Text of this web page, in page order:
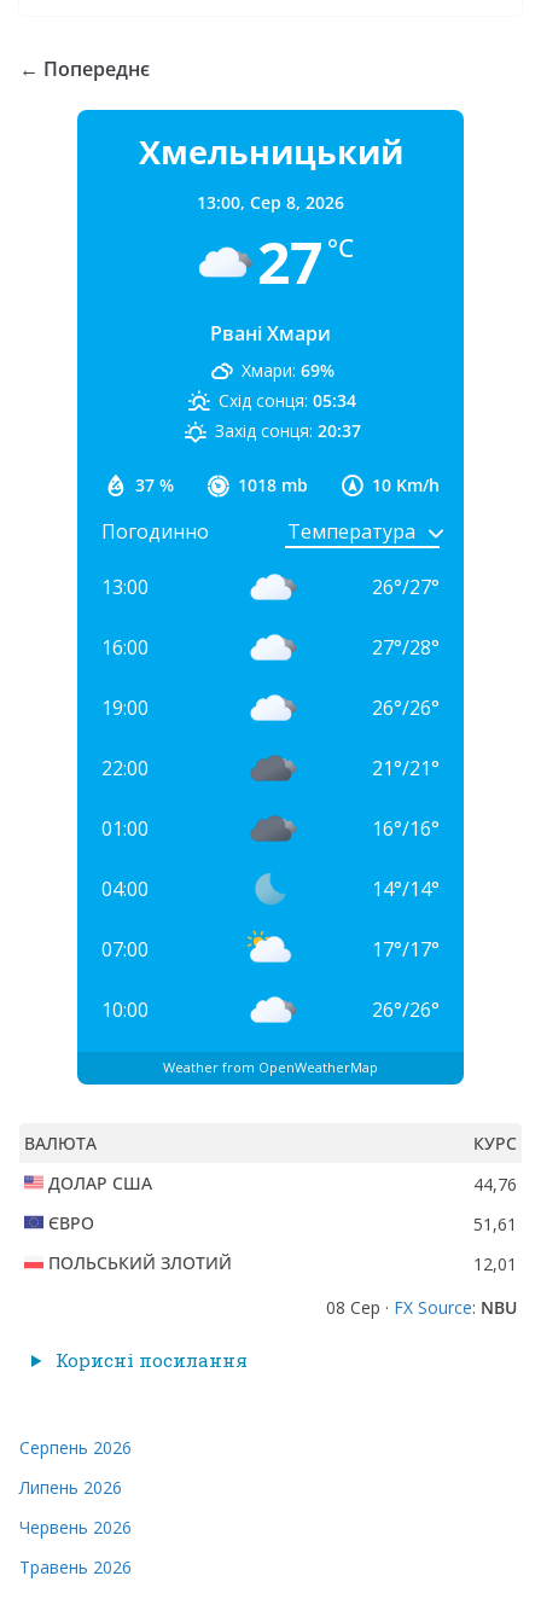
← Попереднє
Хмельницький
13:00, Сер 8, 2026
27 °C
Рвані Хмари
37 % 1018 mb 10 Km/h
Хмари: 69%
Схід сонця: 05:34
Захід сонця: 20:37
Погодинно
13:00 26°/27°
16:00 27°/28°
19:00 26°/26°
22:00 21°/21°
01:00 16°/16°
04:00 14°/14°
07:00 17°/17°
10:00 26°/26°
Weather from OpenWeatherMap
ВАЛЮТА
КУРС
ДОЛАР США
44,76
ЄВРО
51,61
ПОЛЬСЬКИЙ ЗЛОТИЙ
12,01
08 Сер · FX Source: NBU
Корисні посилання
Серпень 2026
Липень 2026
Червень 2026
Травень 2026